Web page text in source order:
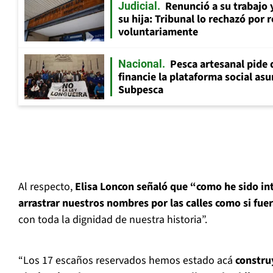
Judicial
Renunció a su
su hija: Tribunal lo rechazó por
voluntariamente
Nacional
Pesca artesanal
financie la plataforma social
Subpesca
Al respecto, Elisa Loncon señaló que “como he sido
arrastrar nuestros nombres por las calles como si
con toda la dignidad de nuestra historia”.
“Los 17 escaños reservados hemos estado acá